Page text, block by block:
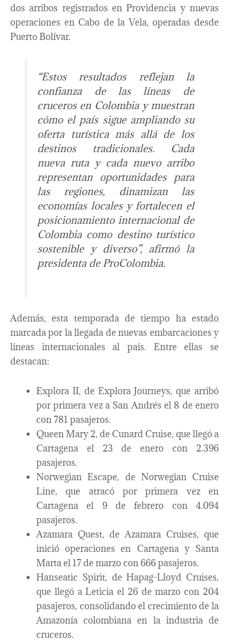
dos arribos registrados en Providencia y nuevas
operaciones en Cabo de la Vela, operadas desde
Puerto Bolívar.
“Estos resultados reflejan la
confianza de las líneas de
cruceros en Colombia y muestran
cómo el país sigue ampliando su
oferta turística más allá de los
destinos tradicionales. Cada
nueva ruta y cada nuevo arribo
representan oportunidades para
las regiones, dinamizan las
economías locales y fortalecen el
posicionamiento internacional de
Colombia como destino turístico
sostenible y diverso”, afirmó la
presidenta de ProColombia.
Además, esta temporada de tiempo ha estado
marcada por la llegada de nuevas embarcaciones y
líneas internacionales al país. Entre ellas se
destacan:
Explora II, de Explora Journeys, que arribó
por primera vez a San Andrés el 8 de enero
con 781 pasajeros.
Queen Mary 2, de Cunard Cruise, que llegó a
Cartagena el 23 de enero con 2.396
pasajeros.
Norwegian Escape, de Norwegian Cruise
Line, que atracó por primera vez en
Cartagena el 9 de febrero con 4.094
pasajeros.
Azamara Quest, de Azamara Cruises, que
inició operaciones en Cartagena y Santa
Marta el 17 de marzo con 666 pasajeros.
Hanseatic Spirit, de Hapag-Lloyd Cruises,
que llegó a Leticia el 26 de marzo con 204
pasajeros, consolidando el crecimiento de la
Amazonía colombiana en la industria de
cruceros.